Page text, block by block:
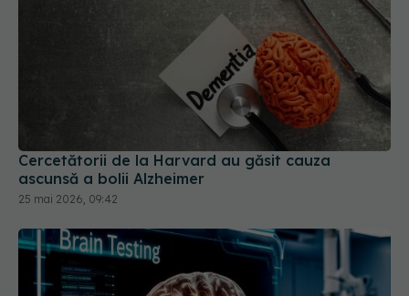
Cercetătorii de la Harvard au găsit cauza
ascunsă a bolii Alzheimer
25 mai 2026, 09:42